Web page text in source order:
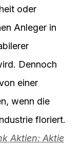
oder
Anleger in
Dennoch
einer
wenn die
floriert.
Aktien: Aktie